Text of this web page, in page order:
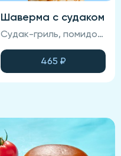
Шаверма с судаком
Судак-гриль, помидор, огурец свежий, салат Айсберг, лаваш, соус Фирменный.
465 ₽